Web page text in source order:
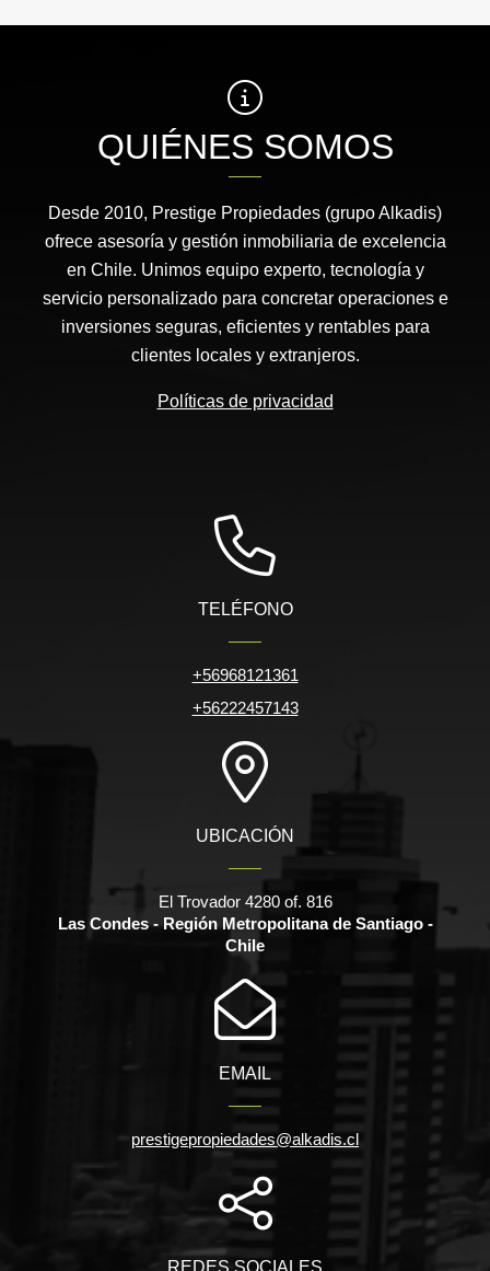
QUIÉNES SOMOS
Desde 2010, Prestige Propiedades (grupo Alkadis)
ofrece asesoría y gestión inmobiliaria de excelencia
en Chile. Unimos equipo experto, tecnología y
servicio personalizado para concretar operaciones e
inversiones seguras, eficientes y rentables para
clientes locales y extranjeros.
Políticas de privacidad
TELÉFONO
+56968121361
+56222457143
UBICACIÓN
El Trovador 4280 of. 816
Las Condes - Región Metropolitana de Santiago -
Chile
EMAIL
prestigepropiedades@alkadis.cl